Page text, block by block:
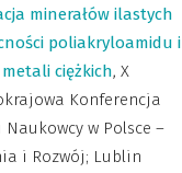
minerałów ilastych
poliakryloamidu i
ciężkich, X
Konferencja
Naukowcy w Polsce –
i Rozwój; Lublin